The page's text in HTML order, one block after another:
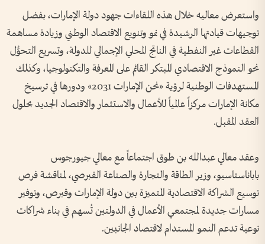
واستعرض معاليه خلال هذه اللقاءات جهود دولة الإمارات، بفضل
توجيهات قيادتها الرشيدة في نمو وتنويع الاقتصاد الوطني وزيادة مساهمة
القطاعات غير النفطية في الناتج المحلي الإجمالي للدولة، وتسريع التحوُّل
نحو النموذج الاقتصادي المبتكر القائم على المعرفة والتكنولوجيا، وكذلك
المستهدفات الوطنية لرؤية «نحن الإمارات 2031» ودورها في ترسيخ
مكانة الإمارات مركزاً عالمياً للأعمال والاستثمار والاقتصاد الجديد بحلول
العقد المقبل.
وعقد معالي عبدالله بن طوق اجتماعاً مع معالي جيورجوس
باباناستاسيو، وزير الطاقة والتجارة والصناعة القبرصي، لمناقشة فرص
توسيع الشراكة الاقتصادية المتميزة بين دولة الإمارات وقبرص، وتوفير
مسارات جديدة لمجتمعي الأعمال في الدولتين تُسهم في بناء شراكات
نوعية تدعم النمو المستدام لاقتصاد الجانبين.